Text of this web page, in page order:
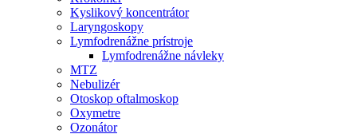
Kyslikový koncentrátor
Laryngoskopy
Lymfodrenážne prístroje
Lymfodrenážne návleky
MTZ
Nebulizér
Otoskop oftalmoskop
Oxymetre
Ozonátor